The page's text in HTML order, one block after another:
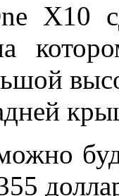
X10